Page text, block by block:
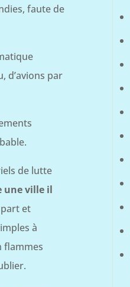
faute de
d’avions par
de lutte
une ville il
part et
à
flammes